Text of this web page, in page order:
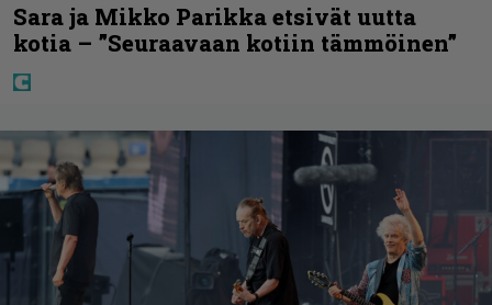
Sara ja Mikko Parikka etsivät uutta
kotia – ”Seuraavaan kotiin tämmöinen”